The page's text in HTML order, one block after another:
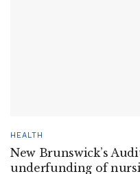
HEALTH
New Brunswick’s
underfunding of